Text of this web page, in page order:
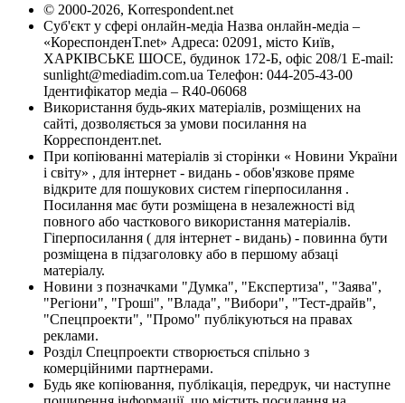
© 2000-2026, Korrespondent.net
Суб'єкт у сфері онлайн-медіа Назва онлайн-медіа –
«КореспонденТ.net» Адреса: 02091, місто Київ,
ХАРКІВСЬКЕ ШОСЕ, будинок 172-Б, офіс 208/1 E-mail:
sunlight@mediadim.com.ua Телефон: 044-205-43-00
Ідентифікатор медіа – R40-06068
Використання будь-яких матеріалів, розміщених на
сайті, дозволяється за умови посилання на
Корреспондент.net.
При копіюванні матеріалів зі сторінки « Новини України
і світу» , для інтернет - видань - обов'язкове пряме
відкрите для пошукових систем гіперпосилання .
Посилання має бути розміщена в незалежності від
повного або часткового використання матеріалів.
Гіперпосилання ( для інтернет - видань) - повинна бути
розміщена в підзаголовку або в першому абзаці
матеріалу.
Новини з позначками "Думка", "Експертиза", "Заява",
"Регіони", "Гроші", "Влада", "Вибори", "Тест-драйв",
"Спецпроекти", "Промо" публікуються на правах
реклами.
Розділ Спецпроекти створюється спільно з
комерційними партнерами.
Будь яке копіювання, публікація, передрук, чи наступне